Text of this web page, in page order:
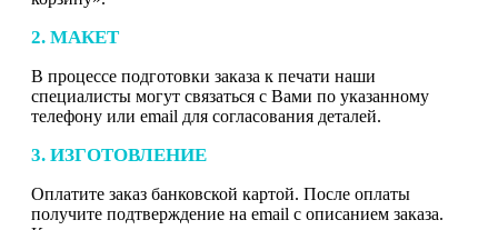
2. МАКЕТ
В процессе подготовки заказа к печати наши
специалисты могут связаться с Вами по указанному
телефону или email для согласования деталей.
3. ИЗГОТОВЛЕНИЕ
Оплатите заказ банковской картой. После оплаты
получите подтверждение на email с описанием заказа.